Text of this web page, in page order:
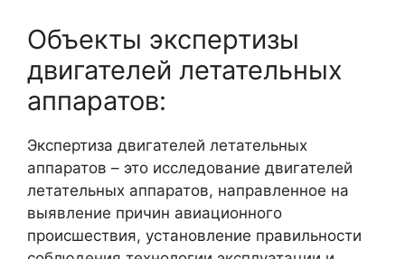
Объекты экспертизы
двигателей летательных
аппаратов:
Экспертиза двигателей летательных
аппаратов – это исследование двигателей
летательных аппаратов, направленное на
выявление причин авиационного
происшествия, установление правильности